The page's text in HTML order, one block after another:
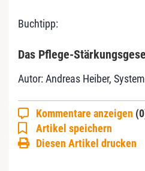
Buchtipp:
Das Pflege-
Autor: Andreas Heiber,
Kommentare anzeigen
Artikel speichern
Diesen Artikel drucken